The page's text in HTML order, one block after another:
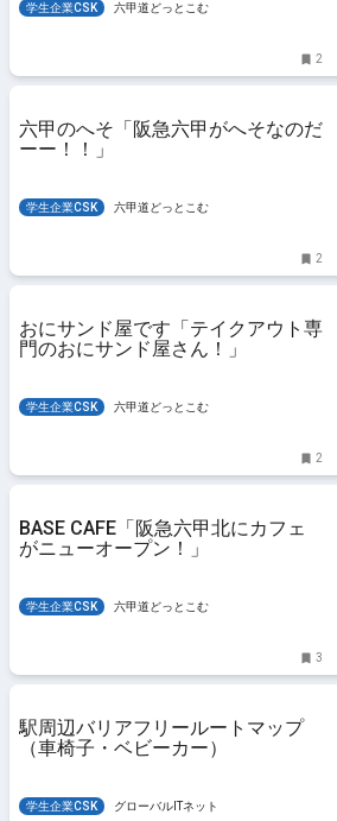
学生企業CSK 六甲道どっとこむ
2
六甲のへそ「阪急六甲がへそなのだ
ーー！！」
学生企業CSK 六甲道どっとこむ
2
おにサンド屋です「テイクアウト専
門のおにサンド屋さん！」
学生企業CSK 六甲道どっとこむ
2
BASE CAFE「阪急六甲北にカフェ
がニューオープン！」
学生企業CSK 六甲道どっとこむ
3
駅周辺バリアフリールートマップ
（車椅子・ベビーカー）
学生企業CSK グローバルITネット